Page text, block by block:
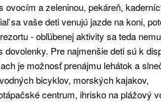
ovocím a zeleninou, pekáreň,
sa vaše deti venujú jazde na koni,
- obľúbenej aktivity sa teda
dovolenky. Pre najmenšie deti sú k
je možnosť prenájmu lehátok a
bicyklov, morských kajakov,
centrum, ihrisko na plážový